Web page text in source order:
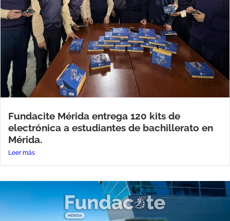
Fundacite Mérida entrega 120 kits de
electrónica a estudiantes de bachillerato en
Mérida.
Leer más